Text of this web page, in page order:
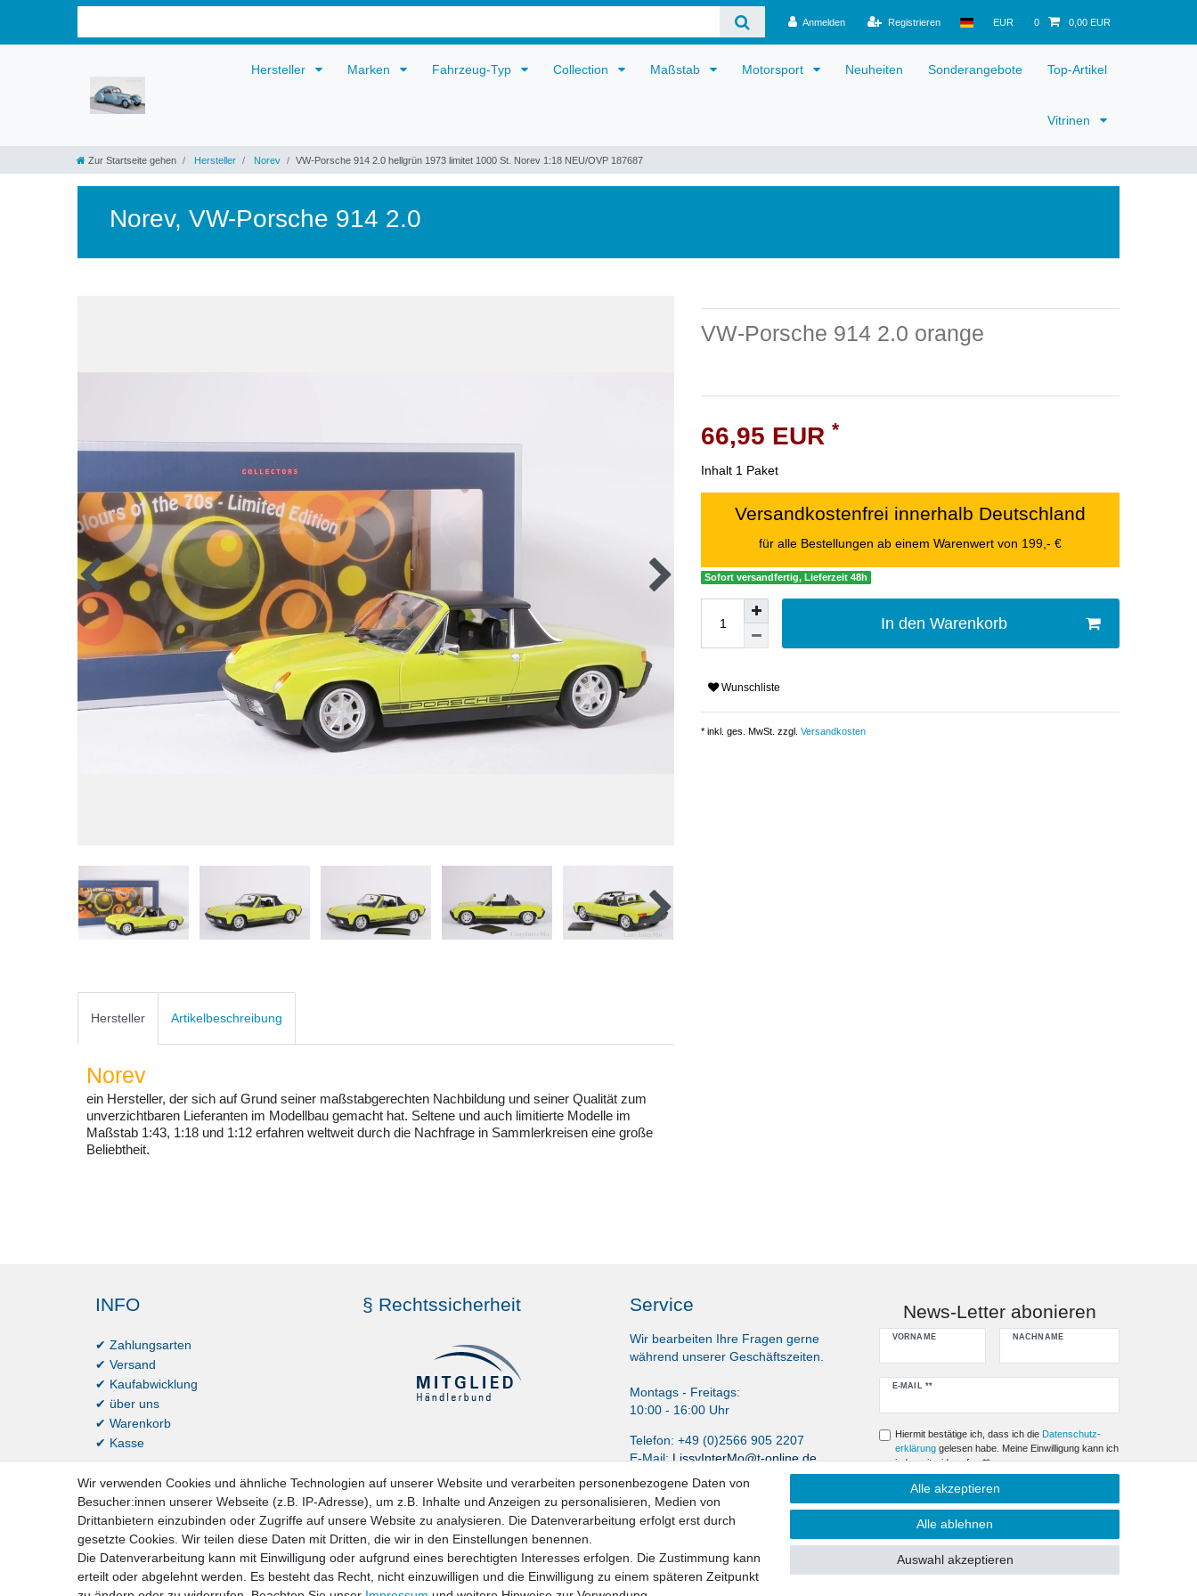
Anmelden Registrieren EUR 0 0,00 EUR
Hersteller Marken Fahrzeug-Typ Collection Maßstab Motorsport Neuheiten Sonderangebote Top-Artikel
Vitrinen
Zur Startseite gehen Hersteller Norev VW-Porsche 914 2.0 hellgrün 1973 limitet 1000 St. Norev 1:18 NEU/OVP 187687
Norev, VW-Porsche 914 2.0
Hersteller Artikelbeschreibung
Norev
ein Hersteller, der sich auf Grund seiner maßstabgerechten Nachbildung und seiner Qualität zum
unverzichtbaren Lieferanten im Modellbau gemacht hat. Seltene und auch limitierte Modelle im
Maßstab 1:43, 1:18 und 1:12 erfahren weltweit durch die Nachfrage in Sammlerkreisen eine große
Beliebtheit.
VW-Porsche 914 2.0 orange
66,95 EUR *
Inhalt 1 Paket
Versandkostenfrei innerhalb Deutschland
für alle Bestellungen ab einem Warenwert von 199,- €
Sofort versandfertig, Lieferzeit 48h
In den Warenkorb
Wunschliste
* inkl. ges. MwSt. zzgl. Versandkosten
INFO
✔ Zahlungsarten
✔ Versand
✔ Kaufabwicklung
✔ über uns
✔ Warenkorb
✔ Kasse
§ Rechtssicherheit Service
Wir bearbeiten Ihre Fragen gerne
während unserer Geschäftszeiten.
Montags - Freitags:
10:00 - 16:00 Uhr
Telefon: +49 (0)2566 905 2207
E-Mail: LissyInterMo@t-online.de
News-Letter abonieren
VORNAME NACHNAME
E-MAIL **
Newsletter
Hiermit bestätige ich, dass ich die Daten­schutz­
erklärunggelesen habe. Meine Einwilligung kann ich
jederzeit widerrufen.**
Abonnieren
Wir verwenden Cookies und ähnliche Technologien auf unserer Website und verarbeiten personenbezogene Daten von
Besucher:innen unserer Webseite (z.B. IP-Adresse), um z.B. Inhalte und Anzeigen zu personalisieren, Medien von
Drittanbietern einzubinden oder Zugriffe auf unsere Website zu analysieren. Die Datenverarbeitung erfolgt erst durch
gesetzte Cookies. Wir teilen diese Daten mit Dritten, die wir in den Einstellungen benennen.
Die Datenverarbeitung kann mit Einwilligung oder aufgrund eines berechtigten Interesses erfolgen. Die Zustimmung kann
erteilt oder abgelehnt werden. Es besteht das Recht, nicht einzuwilligen und die Einwilligung zu einem späteren Zeitpunkt
Alle akzeptieren
Alle ablehnen
Auswahl akzeptieren